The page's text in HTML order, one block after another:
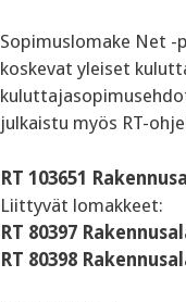
Sopimuslomake Net -
koskevat yleiset
julkaistu myös RT-
RT 103651
Liittyvät lomakkeet:
RT 80397
RT 80398